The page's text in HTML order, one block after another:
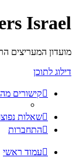
Israel
מועדון המעריצים
דילוג לתוכן
קישורים
שאלות
התחברות
עמוד ראשי